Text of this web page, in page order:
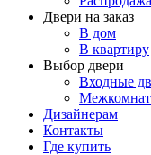
Двери на заказ
В дом
В квартиру
Выбор двери
Входные
Дизайнерам
Контакты
Где купить